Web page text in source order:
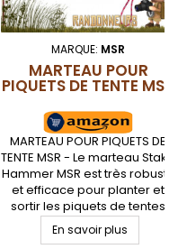
MARQUE: MSR
MARTEAU POUR
PIQUETS DE TENTE MSR
MARTEAU POUR PIQUETS DE
TENTE MSR - Le marteau Stake
Hammer MSR est très robuste
et efficace pour planter et
sortir les piquets de tentes
randonnée légère MSR, et
cela en toutes situations,
En savoir plus